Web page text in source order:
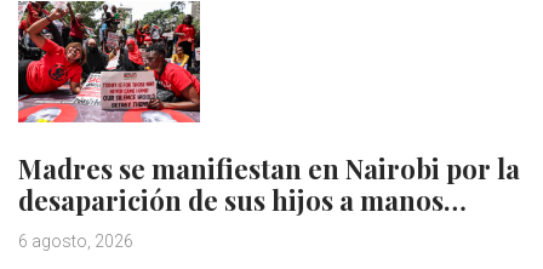
Madres se manifiestan en Nairobi por la
desaparición de sus hijos a manos…
6 agosto, 2026